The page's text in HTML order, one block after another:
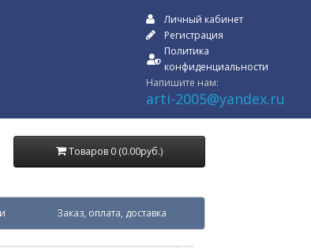
Личный кабинет
Регистрация
Политика
конфиденциальности
Напишите нам:
arti-2005@yandex.ru
Товаров 0 (0.00руб.)
Заказ, оплата, доставка